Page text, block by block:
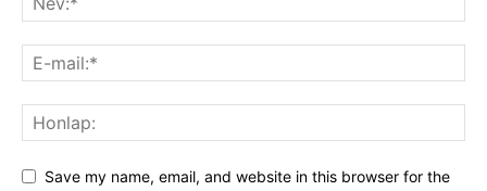
Save my name, email, and website in this browser for the